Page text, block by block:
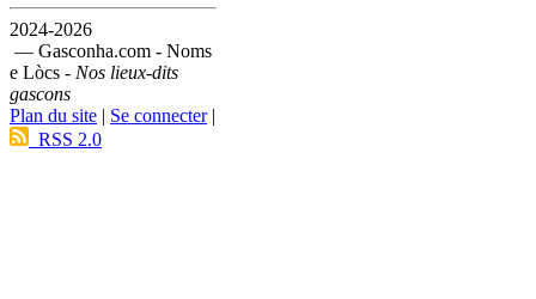
2024-2026
— Gasconha.com - Noms
e Lòcs - Nos lieux-dits
gascons
Plan du site | Se connecter|
RSS 2.0